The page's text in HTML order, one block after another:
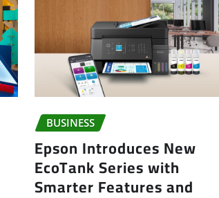
BUSINESS
Epson Introduces New
EcoTank Series with
Smarter Features and